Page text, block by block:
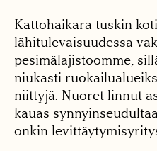
Kattohaikara tuskin
lähitulevaisuudessa
pesimälajistoomme,
niukasti
niittyjä. Nuoret linnut
­kauas
onkin